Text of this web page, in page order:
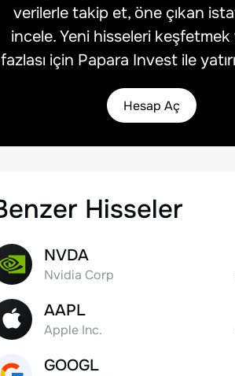
verilerle takip et, öne çıkan
incele. Yeni hisseleri
fazlası için Papara Invest ile
Hesap Aç
Hisseler
NVDA
Nvidia Corp
AAPL
Apple Inc.
GOOGL